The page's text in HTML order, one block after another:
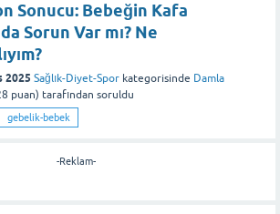
Sonucu: Bebeğin Kafa
Sorun Var mı? Ne
2025 Sağlık-Diyet-Spor kategorisinde Damla
puan) tarafından soruldu
gebelik-bebek
-Reklam-